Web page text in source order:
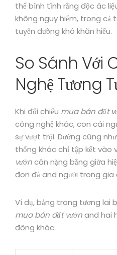
thể bình tĩnh rằng độc ác
không nguy hiểm, trong cả
tuyến đường khó khăn hiểu.
So Sánh Với
Nghệ Tương
Khi đối chiếu mua bán đất
công nghệ khác, con cái
sự vượt trội. Dường cũng
thống khác chỉ tập kết vào
vườncân nặng bằng giữa
đon đả and người trong gia
Ví dụ, bảng trong tương lai
mua bán đất vườnand hai
đông khác: